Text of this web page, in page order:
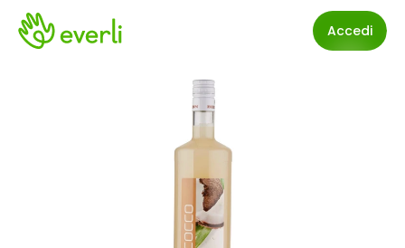
Accedi